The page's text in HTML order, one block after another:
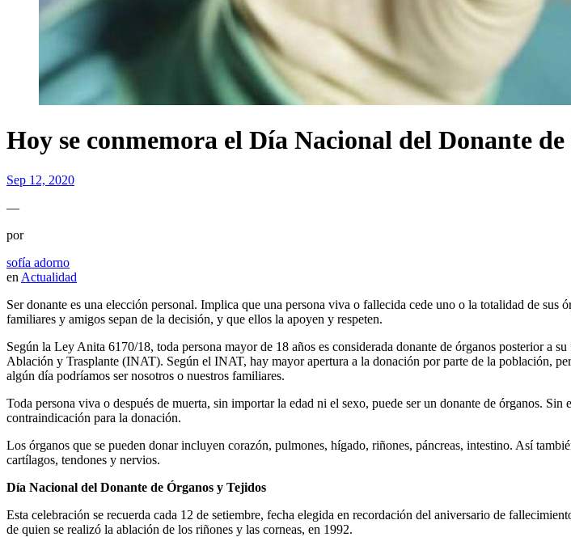
Hoy se conmemora el Día Nacional del Donante
Sep 12, 2020
—
por
sofía adorno
en Actualidad
Ser donante es una elección personal. Implica que una persona viva o fallecida cede uno o la totalidad de
familiares y amigos sepan de la decisión, y que ellos la apoyen y respeten.
Según la Ley Anita 6170/18, toda persona mayor de 18 años es considerada donante de órganos posterior a
Ablación y Trasplante (INAT). Según el INAT, hay mayor apertura a la donación por parte de la población,
algún día podríamos ser nosotros o nuestros familiares.
Toda persona viva o después de muerta, sin importar la edad ni el sexo, puede ser un donante de órganos.
contraindicación para la donación.
Los órganos que se pueden donar incluyen corazón, pulmones, hígado, riñones, páncreas, intestino. Así
cartílagos, tendones y nervios.
Día Nacional del Donante de Órganos y Tejidos
Esta celebración se recuerda cada 12 de setiembre, fecha elegida en recordación del aniversario de
de quien se realizó la ablación de los riñones y las corneas, en 1992.